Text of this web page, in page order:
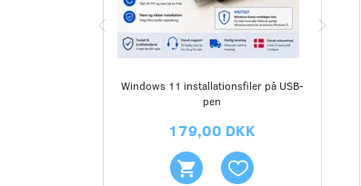
Windows 11 installationsfiler på USB-
pen
179,00 DKK